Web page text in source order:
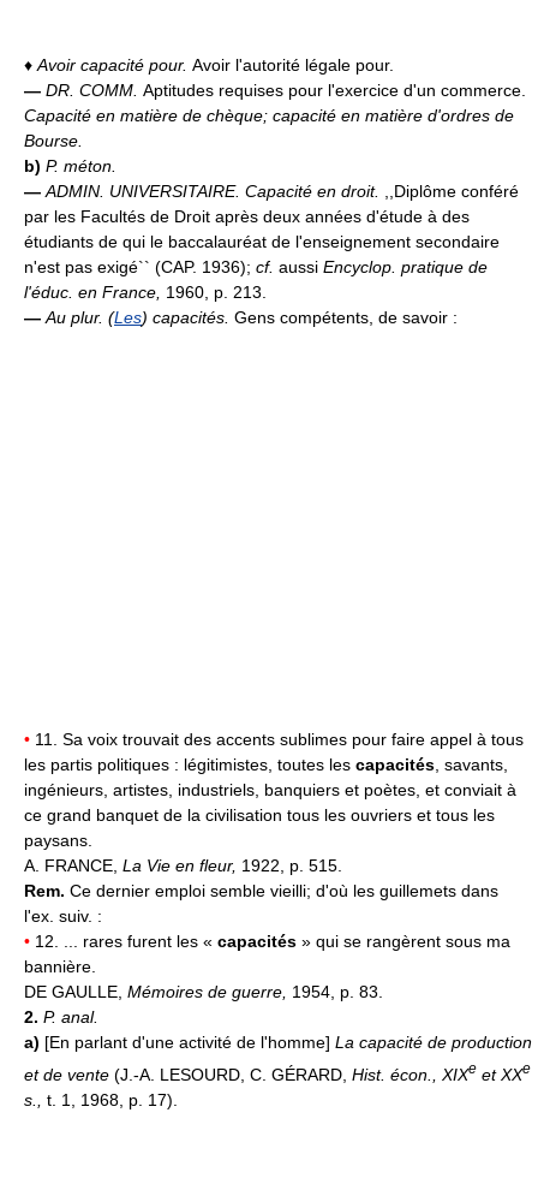
♦ Avoir capacité pour. Avoir l'autorité légale pour.
— DR. COMM. Aptitudes requises pour l'exercice d'un commerce.
Capacité en matière de chèque; capacité en matière d'ordres de
Bourse.
b) P. méton.
— ADMIN. UNIVERSITAIRE. Capacité en droit.
,,Diplôme conféré
par les Facultés de Droit après deux années d'étude à des
étudiants de qui le baccalauréat de l'enseignement secondaire
n'est pas exigé`` (CAP. 1936); cf. aussi Encyclop. pratique de
l'éduc. en France, 1960, p. 213.
— Au plur. (Les) capacités. Gens compétents, de savoir :
• 11. Sa voix trouvait des accents sublimes pour faire appel à tous
les partis politiques : légitimistes, toutes les capacités , savants,
ingénieurs, artistes, industriels, banquiers et poètes, et conviait à
ce grand banquet de la civilisation tous les ouvriers et tous les
paysans.
A. FRANCE, La Vie en fleur, 1922, p. 515.
Rem. Ce dernier emploi semble vieilli; d'où les guillemets dans
l'ex. suiv. :
• 12. ... rares furent les « capacités » qui se rangèrent sous ma
bannière.
DE GAULLE, Mémoires de guerre, 1954, p. 83.
2. P. anal.
a) [En parlant d'une activité de l'homme] La capacité de production
et de vente (J.-A. LESOURD, C. GÉRARD, Hist. écon., XIXe et XXe
s., t. 1, 1968, p. 17).